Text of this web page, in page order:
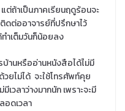
ถ้าเป็นภาคเรียนฤดูร้อนจะ
ดต่ออาจารย์ที่ปรึกษาไว้
ทำเต็มวันก็น้อยลง
รบ้านหรืออ่านหนังสือได้ไม่มี
ยไม่ได้ จะใช้โทรศัพท์คุย
เวลาว่างมากนัก เพราะจะมี
อดเวลา